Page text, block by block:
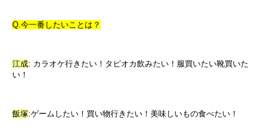
Q.今一番したいことは？
江成: カラオケ行きたい！タピオカ飲みたい！服買いたい靴買いた
い！
飯塚:ゲームしたい！買い物行きたい！美味しいもの食べたい！